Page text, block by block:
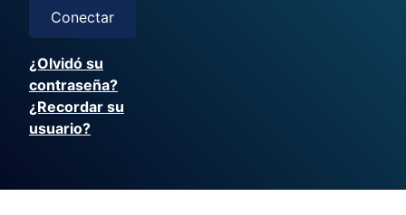
Conectar
¿Olvidó su
contraseña?
¿Recordar su
usuario?